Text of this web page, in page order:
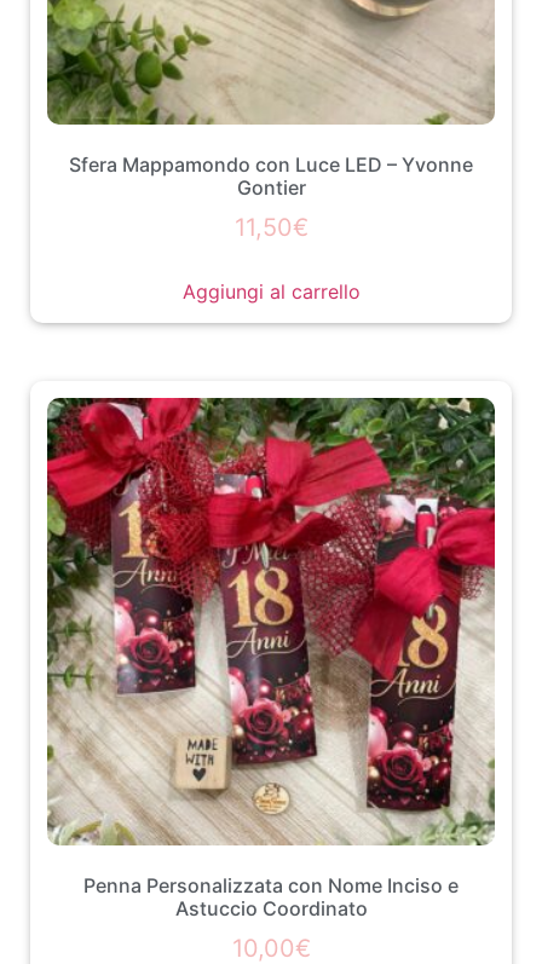
Sfera Mappamondo con Luce LED – Yvonne
Gontier
11,50€
Aggiungi al carrello
Penna Personalizzata con Nome Inciso e
Astuccio Coordinato
10,00€